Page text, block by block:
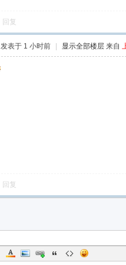
回复
发表于 1 小时前 显示全部楼层来自
回复